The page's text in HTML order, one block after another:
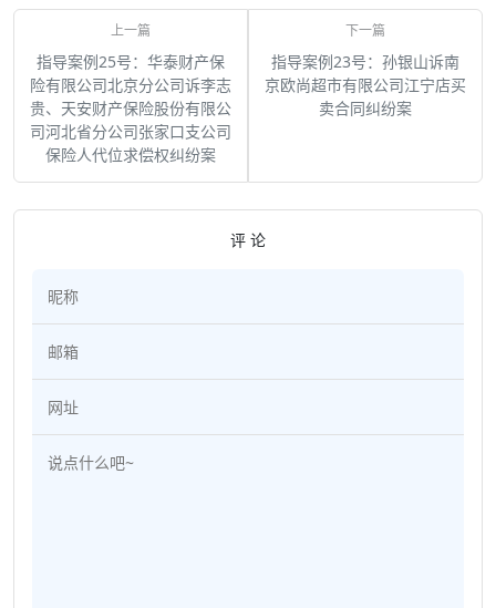
指导案例25号：华泰财产保
险有限公司北京分公司诉李志
贵、天安财产保险股份有限公
司河北省分公司张家口支公司
保险人代位求偿权纠纷案
指导案例23号：孙银山诉南
京欧尚超市有限公司江宁店买
卖合同纠纷案
评 论